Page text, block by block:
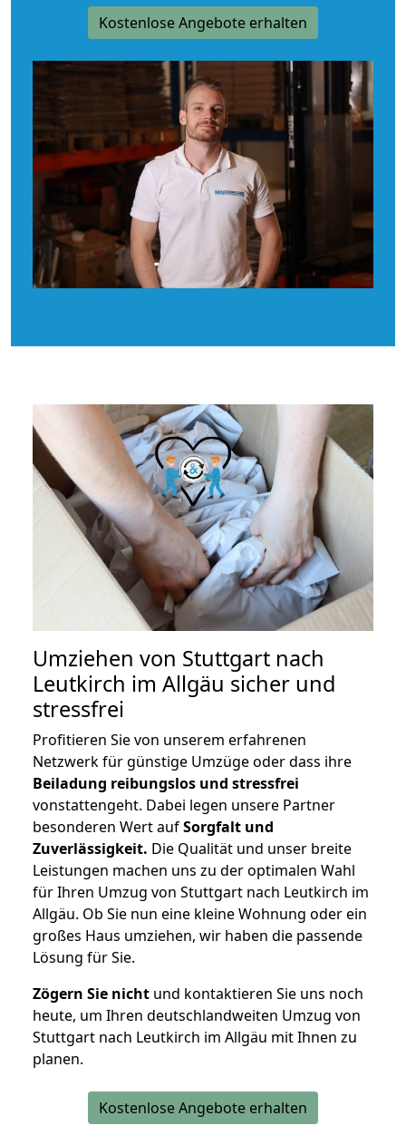
Kostenlose Angebote erhalten
Umziehen von Stuttgart nach
Leutkirch im Allgäu sicher und
stressfrei
Profitieren Sie von unserem erfahrenen
Netzwerk für günstige Umzüge oder dass ihre
Beiladung reibungslos und stressfrei
vonstattengeht. Dabei legen unsere Partner
besonderen Wert aufSorgfalt und
Zuverlässigkeit. Die Qualität und unser breite
Leistungen machen uns zu der optimalen Wahl
für Ihren Umzug von Stuttgart nach Leutkirch im
Allgäu. Ob Sie nun eine kleine Wohnung oder ein
großes Haus umziehen, wir haben die passende
Lösung für Sie.
Zögern Sie nicht und kontaktieren Sie uns noch
heute, um Ihren deutschlandweiten Umzug von
Stuttgart nach Leutkirch im Allgäu mit Ihnen zu
planen.
Kostenlose Angebote erhalten